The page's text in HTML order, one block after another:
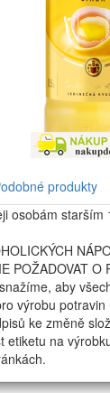
produkty
osobám starším
POŽADOVAT
aby
výrobu
ke změně
etiketu na